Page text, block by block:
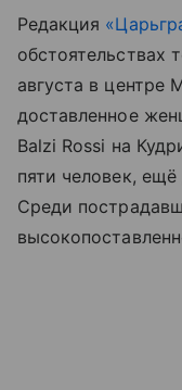
Редакция
обстоятельствах
августа в центре
доставленное
Balzi Rossi на
пяти человек,
Среди